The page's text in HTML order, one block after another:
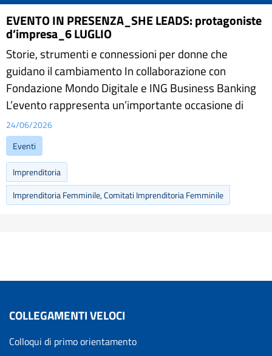
EVENTO IN PRESENZA_SHE LEADS: protagoniste
d’impresa_6 LUGLIO
Storie, strumenti e connessioni per donne che
guidano il cambiamento In collaborazione con
Fondazione Mondo Digitale e ING Business Banking
L’evento rappresenta un’importante occasione di
24/06/2026
Eventi
Imprenditoria
Imprenditoria Femminile, Comitati Imprenditoria Femminile
COLLEGAMENTI VELOCI
Colloqui di primo orientamento